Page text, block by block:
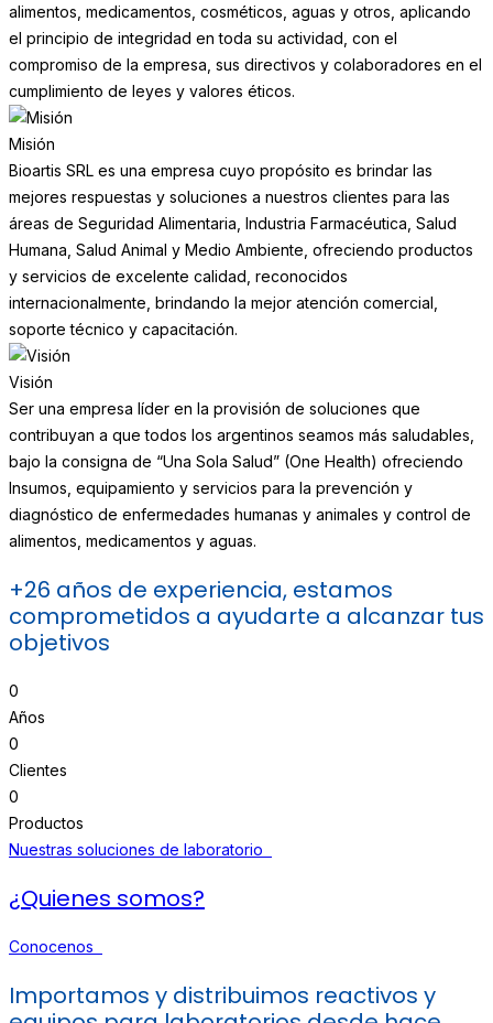
alimentos, medicamentos, cosméticos, aguas y otros, aplicando
el principio de integridad en toda su actividad, con el
compromiso de la empresa, sus directivos y colaboradores en el
cumplimiento de leyes y valores éticos.
Misión
Bioartis SRL es una empresa cuyo propósito es brindar las
mejores respuestas y soluciones a nuestros clientes para las
áreas de Seguridad Alimentaria, Industria Farmacéutica, Salud
Humana, Salud Animal y Medio Ambiente, ofreciendo productos
y servicios de excelente calidad, reconocidos
internacionalmente, brindando la mejor atención comercial,
soporte técnico y capacitación.
Visión
Ser una empresa líder en la provisión de soluciones que
contribuyan a que todos los argentinos seamos más saludables,
bajo la consigna de “Una Sola Salud” (One Health) ofreciendo
Insumos, equipamiento y servicios para la prevención y
diagnóstico de enfermedades humanas y animales y control de
alimentos, medicamentos y aguas.
+26 años de experiencia, estamos
comprometidos a ayudarte a alcanzar tus
objetivos
0
Años
0
Clientes
0
Productos
Nuestras soluciones de laboratorio
¿Quienes somos?
Conocenos
Importamos y distribuimos reactivos y